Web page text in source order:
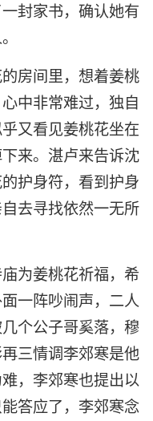
封家书，确认她有
房间里，想着姜桃
中非常难过，独自
又看见姜桃花坐在
来。湛卢来告诉沈
护身符，看到护身
去寻找依然一无所
为姜桃花祈福，希
一阵吵闹声，二人
个公子哥奚落，穆
三情调李郊寒是他
，李郊寒也提出以
答应了，李郊寒念